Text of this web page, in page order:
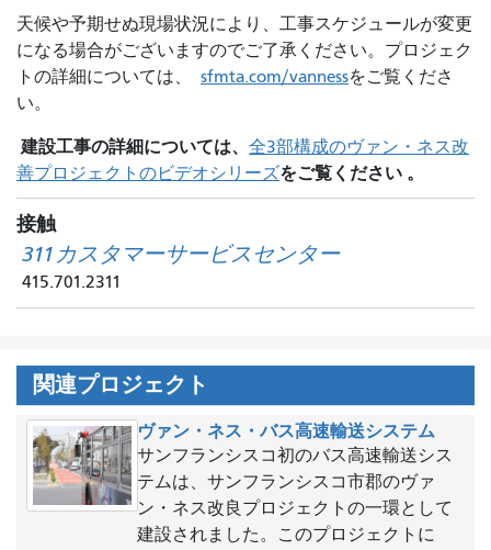
天候や予期せぬ現場状況により、工事スケジュールが変更
になる場合がございますのでご了承ください。プロジェク
トの詳細については、 sfmta.com/vannessをご覧くださ
い。
建設工事の詳細については、 全3部構成のヴァン・ネス改
善プロジェクトのビデオシリーズをご覧ください 。
接触
311カスタマーサービスセンター
415.701.2311
関連プロジェクト
ヴァン・ネス・バス高速輸送システム
サンフランシスコ初のバス高速輸送シス
テムは、サンフランシスコ市郡のヴァ
ン・ネス改良プロジェクトの一環として
建設されました。このプロジェクトに